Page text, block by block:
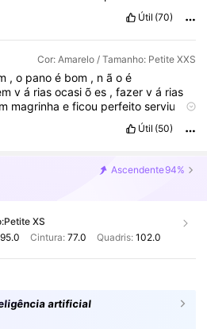
Útil (70)
Cor: Amarelo / Tamanho: Petite XXS
, o pano é bom , n ã o é
vá riasocasiões ,fazervá rias
magrinhaeficou perfeitoserviu
ent
impec ávele
o chagou
Útil (50)
Ascendente94%
Petite XS
95.0 Cintura: 77.0 Quadris: 102.0
artificial